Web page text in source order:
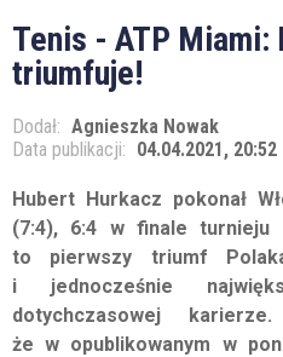
Tenis - ATP Miami:
triumfuje!
Dodał: Agnieszka Nowak
Data publikacji: 04.04.2021, 20:52
Hubert Hurkacz pokonał
(7:4), 6:4 w finale
to pierwszy triumf
i jednocześnie
dotychczasowej
że w opublikowanym w